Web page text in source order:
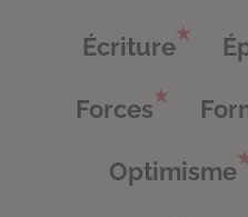
Écriture
Forces
Optimisme